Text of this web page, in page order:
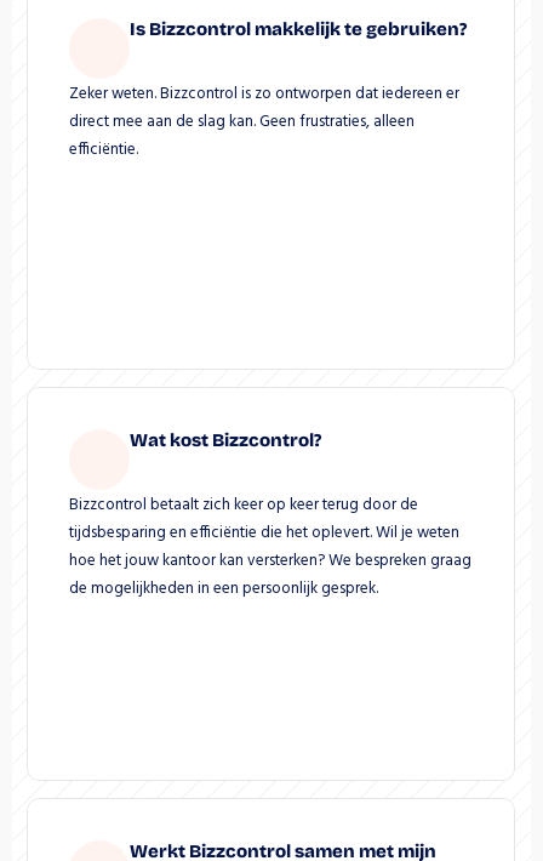
Is Bizzcontrol makkelijk te gebruiken?
Zeker weten. Bizzcontrol is zo ontworpen dat iedereen er
direct mee aan de slag kan. Geen frustraties, alleen
efficiëntie.
Wat kost Bizzcontrol?
Bizzcontrol betaalt zich keer op keer terug door de
tijdsbesparing en efficiëntie die het oplevert. Wil je weten
hoe het jouw kantoor kan versterken? We bespreken graag
de mogelijkheden in een persoonlijk gesprek.
Werkt Bizzcontrol samen met mijn